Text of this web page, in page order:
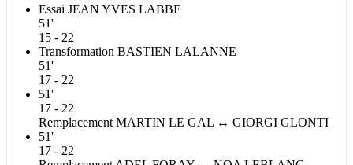
Essai JEAN YVES LABBE
51'
15 - 22
Transformation BASTIEN LALANNE
51'
17 - 22
51'
17 - 22
Remplacement MARTIN LE GAL ↔ GIORGI GLONTI
51'
17 - 22